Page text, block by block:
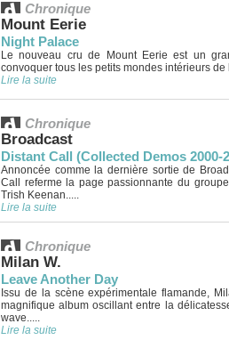
Chronique
Mount Eerie
Night Palace
Le nouveau cru de Mount Eerie est un
convoquer tous les petits mondes intérieurs
Lire la suite
Chronique
Broadcast
Distant Call (Collected Demos 2000-
Annoncée comme la dernière sortie de
Call referme la page passionnante du
Trish Keenan.....
Lire la suite
Chronique
Milan W.
Leave Another Day
Issu de la scène expérimentale flamande,
magnifique album oscillant entre la
wave.....
Lire la suite